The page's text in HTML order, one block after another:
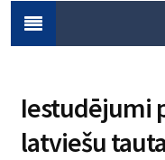
Iestudējumi
latviešu